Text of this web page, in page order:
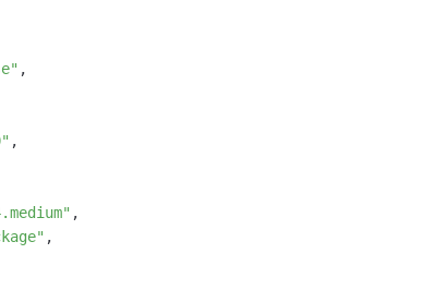
,
,
,
,